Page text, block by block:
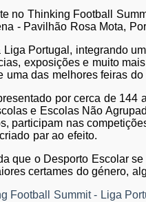
no Thinking Football
- Pavilhão Rosa Mota,
Portugal, integrando
exposições e muito
uma das melhores feiras
por cerca de 144
e Escolas Não
participam nas
par ao efeito.
que o Desporto Escolar
certames do género,
Football Summit - Liga